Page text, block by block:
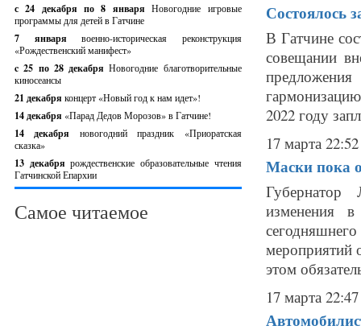
с 24 декабря по 8 январяНовогодние игровые
программы для детей в Гатчине
7 январявоенно-историческая реконструкция
«Рождественский манифест»
c 25 по 28 декабряНовогодние благотворительные
киносеансы
21 декабря концерт «Новый год к нам идет»!
14 декабря «Парад Дедов Морозов» в Гатчине!
14 декабря новогодний праздник «Приоратская
сказка»
13 декабрярождественские образовательные чтения
Гатчинской Епархии
Самое читаемое
Состоялось
В Гатчине
совещании
2022 году
17 марта 22:52
Маски пока
Губернатор
изменения в
мероприятий
этом
17 марта 22:47